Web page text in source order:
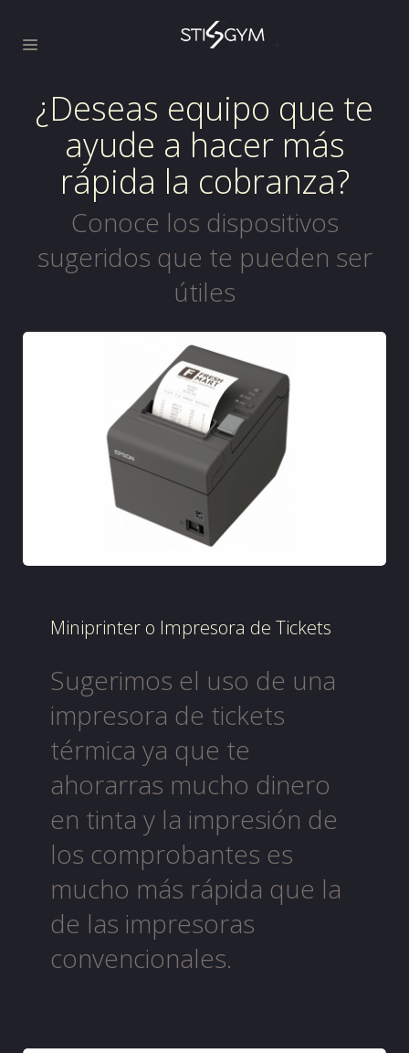
¿Deseas equipo que te
ayude a hacer más
rápida la cobranza?
Conoce los dispositivos
sugeridos que te pueden ser
útiles
Miniprinter o Impresora de Tickets
Sugerimos el uso de una
impresora de tickets
térmica ya que te
ahorarras mucho dinero
en tinta y la impresión de
los comprobantes es
mucho más rápida que la
de las impresoras
convencionales.